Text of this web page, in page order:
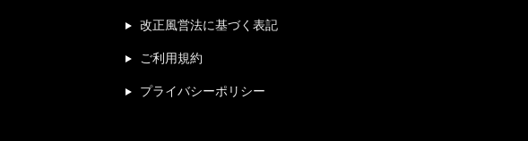
改正風営法に基づく表記
ご利用規約
プライバシーポリシー